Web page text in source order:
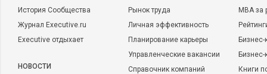
История Сообщества
Журнал Executive.ru
Executive отдыхает
НОВОСТИ
Рынок труда
Личная эффективность
Планирование карьеры
Управленческие вакансии
Справочник компаний
MBA
Бизнес-
Книги